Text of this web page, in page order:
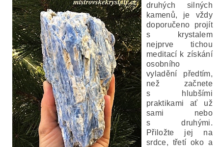
druhých silných
kamenů, je vždy
doporučeno projít
s krystalem
nejprve tichou
meditací k získání
osobního
vyladění předtím,
než začnete
s hlubšími
praktikami ať už
sami nebo
s druhými.
Přiložte jej na
srdce, třetí oko a